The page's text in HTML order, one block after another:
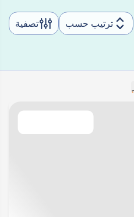
ترتيب حسب تصفية